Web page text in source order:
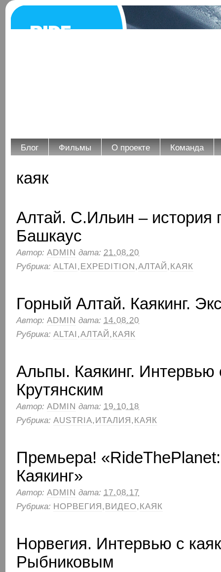
Блог Фильмы О проекте Команда
каяк
Алтай. С.Ильин – история
Башкаус
Автор: ADMIN дата: 21.08.20
Рубрика: ALTAI ,EXPEDITION,АЛТАЙ,КАЯК
Горный Алтай. Каякинг.
Автор: ADMIN дата: 14.08.20
Рубрика: ALTAI ,АЛТАЙ,КАЯК
Альпы. Каякинг.
Крутянским
Автор: ADMIN дата: 19.10.18
Рубрика: AUSTRIA,ИТАЛИЯ,КАЯК
Премьера!
Каякинг»
Автор: ADMIN дата: 17.08.17
Рубрика: НОРВЕГИЯ,ВИДЕО,КАЯК
Норвегия. Интервью с
Рыбниковым